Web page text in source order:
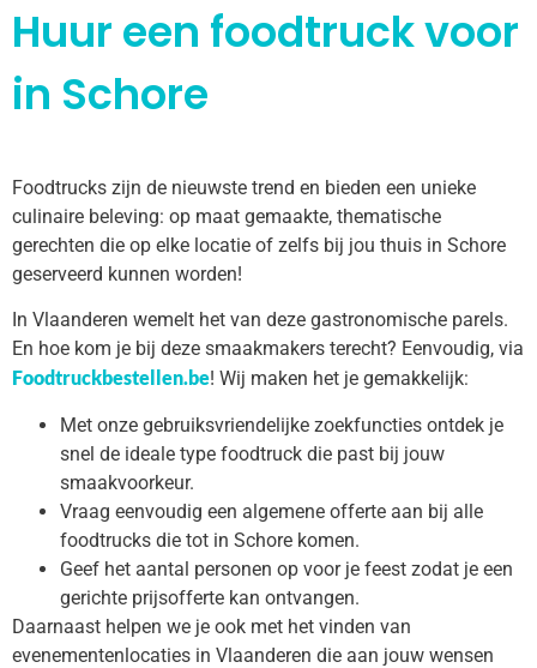
Huur een foodtruck voor
in Schore
Foodtrucks zijn de nieuwste trend en bieden een unieke
culinaire beleving: op maat gemaakte, thematische
gerechten die op elke locatie of zelfs bij jou thuis in Schore
geserveerd kunnen worden!
In Vlaanderen wemelt het van deze gastronomische parels.
En hoe kom je bij deze smaakmakers terecht? Eenvoudig, via
Foodtruckbestellen.be! Wij maken het je gemakkelijk:
Met onze gebruiksvriendelijke zoekfuncties ontdek je
snel de ideale type foodtruck die past bij jouw
smaakvoorkeur.
Vraag eenvoudig een algemene offerte aan bij alle
foodtrucks die tot in Schore komen.
Geef het aantal personen op voor je feest zodat je een
gerichte prijsofferte kan ontvangen.
Daarnaast helpen we je ook met het vinden van
evenementenlocaties in Vlaanderen die aan jouw wensen